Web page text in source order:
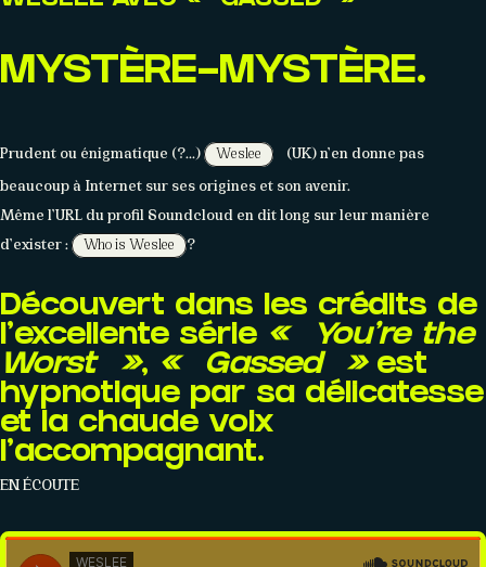
À PROPOS
Histoire Membres Datas Wasabi
MYSTÈRE-MYSTÈRE.
Prudent ou énigmatique (?…) Weslee
(UK) n’en donne pas
beaucoup à Internet sur ses origines et son avenir.
Même l’URL du profil Soundcloud en dit long sur leur manière
d’exister :
Who is Weslee ?
Découvert dans les crédits de
l’excellente série « You’re the
Worst », « Gassed »est
hypnotique par sa délicatesse
et la chaude voix
l’accompagnant.
EN ÉCOUTE